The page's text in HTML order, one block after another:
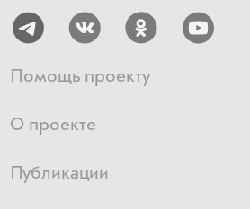
Помощь проекту
О проекте
Публикации